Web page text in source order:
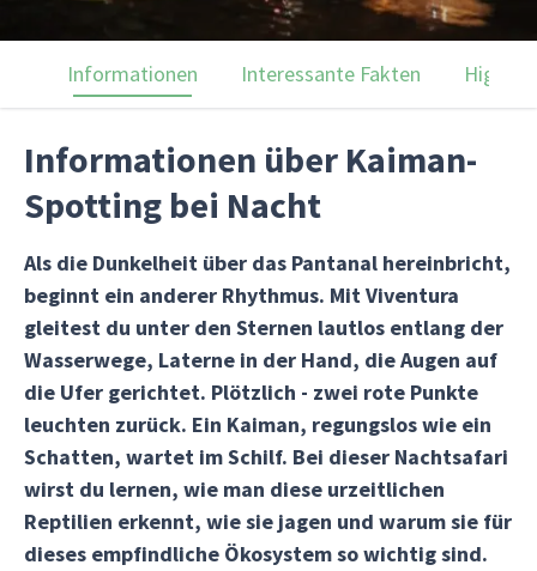
Informationen Interessante Fakten
Informationen über Kaiman-
Spotting bei Nacht
Als die Dunkelheit über das Pantanal hereinbricht,
beginnt ein anderer Rhythmus. Mit Viventura
gleitest du unter den Sternen lautlos entlang der
Wasserwege, Laterne in der Hand, die Augen auf
die Ufer gerichtet. Plötzlich - zwei rote Punkte
leuchten zurück. Ein Kaiman, regungslos wie ein
Schatten, wartet im Schilf. Bei dieser Nachtsafari
wirst du lernen, wie man diese urzeitlichen
Reptilien erkennt, wie sie jagen und warum sie für
dieses empfindliche Ökosystem so wichtig sind.